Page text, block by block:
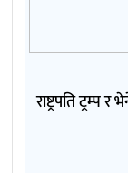
राष्ट्रपति ट्रम्प